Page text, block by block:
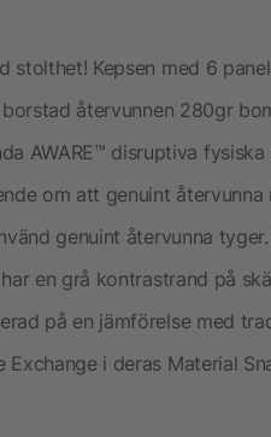
stolthet! Kepsen med 6
återvunnen 280gr
AWARE™ disruptiva
om att genuint återvunna
genuint återvunna
en grå kontrastrand på
på en jämförelse med
i deras Material